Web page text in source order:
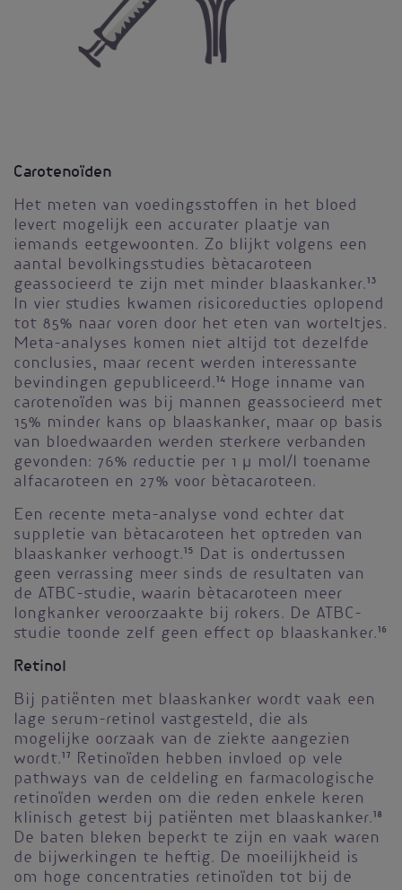
Carotenoïden
Het meten van voedingsstoffen in het bloed
levert mogelijk een accurater plaatje van
iemands eetgewoonten. Zo blijkt volgens een
aantal bevolkingsstudies bètacaroteen
geassocieerd te zijn met minder blaaskanker.13
In vier studies kwamen risicoreducties oplopend
tot 85% naar voren door het eten van worteltjes.
Meta-analyses komen niet altijd tot dezelfde
conclusies, maar recent werden interessante
bevindingen gepubliceerd.14 Hoge inname van
carotenoïden was bij mannen geassocieerd met
15% minder kans op blaaskanker, maar op basis
van bloedwaarden werden sterkere verbanden
gevonden: 76% reductie per 1 µ mol/l toename
alfacaroteen en 27% voor bètacaroteen.
Een recente meta-analyse vond echter dat
suppletie van bètacaroteen het optreden van
blaaskanker verhoogt.15 Dat is ondertussen
geen verrassing meer sinds de resultaten van
de ATBC-studie, waarin bètacaroteen meer
longkanker veroorzaakte bij rokers. De ATBC-
studie toonde zelf geen effect op blaaskanker.16
Retinol
Bij patiënten met blaaskanker wordt vaak een
lage serum-retinol vastgesteld, die als
mogelijke oorzaak van de ziekte aangezien
wordt.17 Retinoïden hebben invloed op vele
pathways van de celdeling en farmacologische
retinoïden werden om die reden enkele keren
klinisch getest bij patiënten met blaaskanker.18
De baten bleken beperkt te zijn en vaak waren
de bijwerkingen te heftig. De moeilijkheid is
om hoge concentraties retinoïden tot bij de